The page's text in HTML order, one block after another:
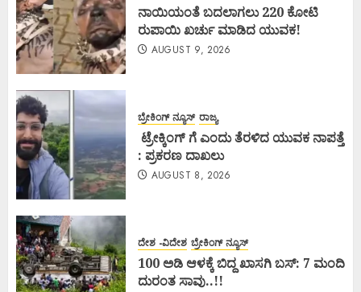
ನಾಯಿಯಂತೆ ಬದಲಾಗಲು 220 ಕೋಟಿ
ರುಪಾಯಿ ಖರ್ಚು ಮಾಡಿದ ಯುವಕ!
AUGUST 9, 2026
ಬ್ರೇಕಿಂಗ್ ನ್ಯೂಸ್ ರಾಜ್ಯ
ಟ್ರೇಕ್ಕಿಂಗ್ ಗೆ ಎಂದು ತೆರಳಿದ ಯುವಕ ನಾಪತ್ತೆ
: ಪ್ರಕರಣ ದಾಖಲು
AUGUST 8, 2026
ದೇಶ -ವಿದೇಶ ಬ್ರೇಕಿಂಗ್ ನ್ಯೂಸ್
100 ಅಡಿ ಆಳಕ್ಕೆ ಬಿದ್ದ ಖಾಸಗಿ ಬಸ್: 7 ಮಂದಿ
ದುರಂತ ಸಾವು..!!